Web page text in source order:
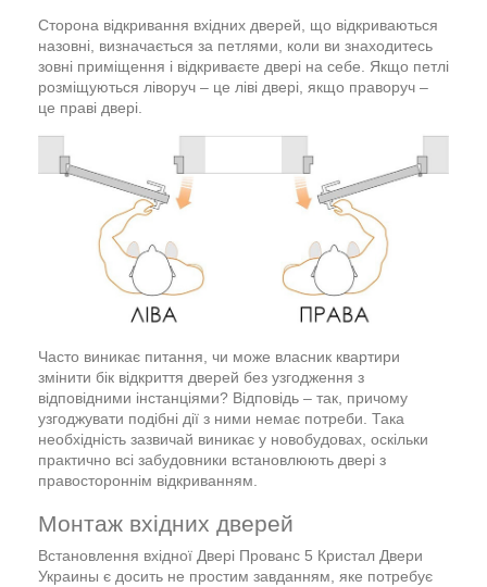
Сторона відкривання вхідних дверей, що відкриваються
назовні, визначається за петлями, коли ви знаходитесь
зовні приміщення і відкриваєте двері на себе. Якщо петлі
розміщуються ліворуч – це ліві двері, якщо праворуч –
це праві двері.
Часто виникає питання, чи може власник квартири
змінити бік відкриття дверей без узгодження з
відповідними інстанціями? Відповідь – так, причому
узгоджувати подібні дії з ними немає потреби. Така
необхідність зазвичай виникає у новобудовах, оскільки
практично всі забудовники встановлюють двері з
правостороннім відкриванням.
Монтаж вхідних дверей
Встановлення вхідної Двері Прованс 5 Кристал Двери
Украины є досить не простим завданням, яке потребує